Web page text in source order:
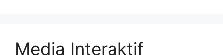
Media Interaktif